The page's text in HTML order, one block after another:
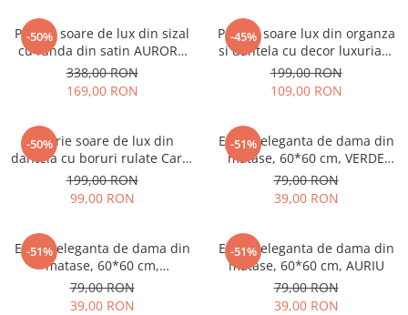
-50%
Palarie soare de lux din sizal
cu funda din satin AURORA
LUX (ROZ pudra) - marime
unica, reglabila
338,00 RON
169,00 RON
-45%
Palarie soare lux din organza
si dantela cu decor luxuriant
AMERICA CHIC (NEGRU) -
marime unica, reglabila
199,00 RON
109,00 RON
-50%
Palarie soare de lux din
dantela cu boruri rulate Carla
Lux (ALB) - marime unica,
reglabila
199,00 RON
99,00 RON
-51%
Esarfa eleganta de dama din
matase, 60*60 cm, VERDE
inchis
79,00 RON
39,00 RON
-51%
Esarfa eleganta de dama din
matase, 60*60 cm,
BLEUMARIN
79,00 RON
39,00 RON
-51%
Esarfa eleganta de dama din
matase, 60*60 cm, AURIU
79,00 RON
39,00 RON